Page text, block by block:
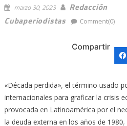
marzo 30, 2023
Redacción
Cubaperiodistas
Comment(0)
Compartir
«Década perdida», el término usado
internacionales para graficar la crisis
provocada en Latinoamérica por el
la deuda externa en los años de